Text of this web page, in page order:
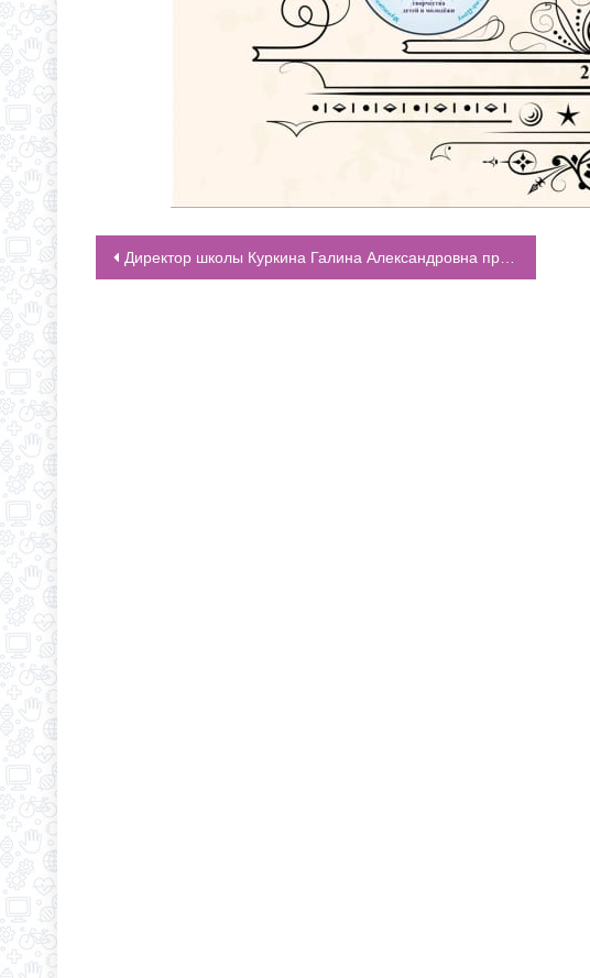
НАВИГАЦИЯ ПО ЗАПИСЯМ
Директор школы Куркина Галина Александровна приняла участие в видеоконференции Общественной палаты города Ростова-на-Дону